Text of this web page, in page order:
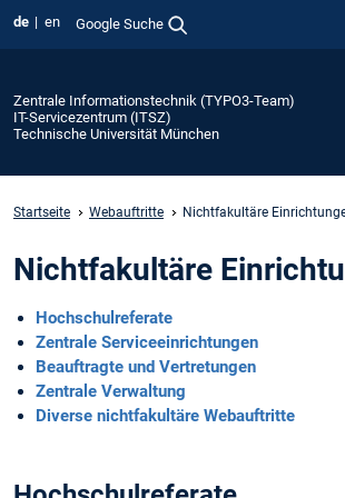
de en Google Suche
Zentrale Informationstechnik (TYPO3-Team)
IT-Servicezentrum (ITSZ)
Technische Universität München
Startseite Webauftritte Nichtfakultäre
Nichtfakultäre
Hochschulreferate
Zentrale Serviceeinrichtungen
Beauftragte und Vertretungen
Zentrale Verwaltung
Diverse nichtfakultäre Webauftritte